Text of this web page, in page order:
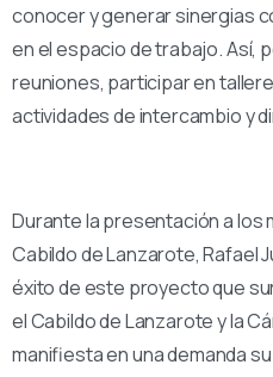
conocer y generar sinergias
en el espacio de trabajo. Así,
reuniones, participar en
actividades de intercambio y
Durante la presentación a los
Cabildo de Lanzarote, Rafael
éxito de este proyecto que
el Cabildo de Lanzarote y la
manifiesta en una demanda